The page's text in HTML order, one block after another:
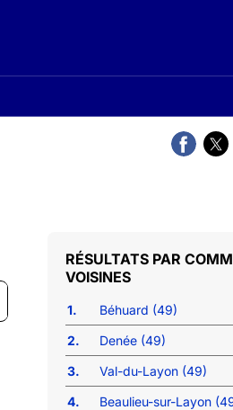
VOISINES
1.
Béhuard (49)
2.
Denée (49)
3.
Val-du-Layon (49)
4.
Beaulieu-sur-Layon